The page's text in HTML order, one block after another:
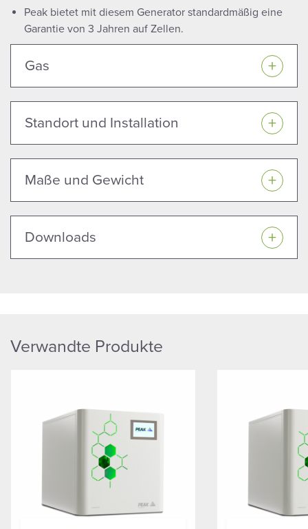
Peak bietet mit diesem Generator standardmäßig eine
Garantie von 3 Jahren auf Zellen.
Gas
Standort und Installation
Maße und Gewicht
Downloads
Verwandte Produkte